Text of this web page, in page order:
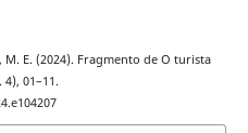
E. (2024). Fragmento de O turista
4), 01–11.